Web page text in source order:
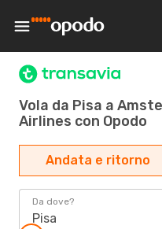
Vola da Pisa a
Airlines con Opodo
Andata e ritorno
Da dove?
Pisa